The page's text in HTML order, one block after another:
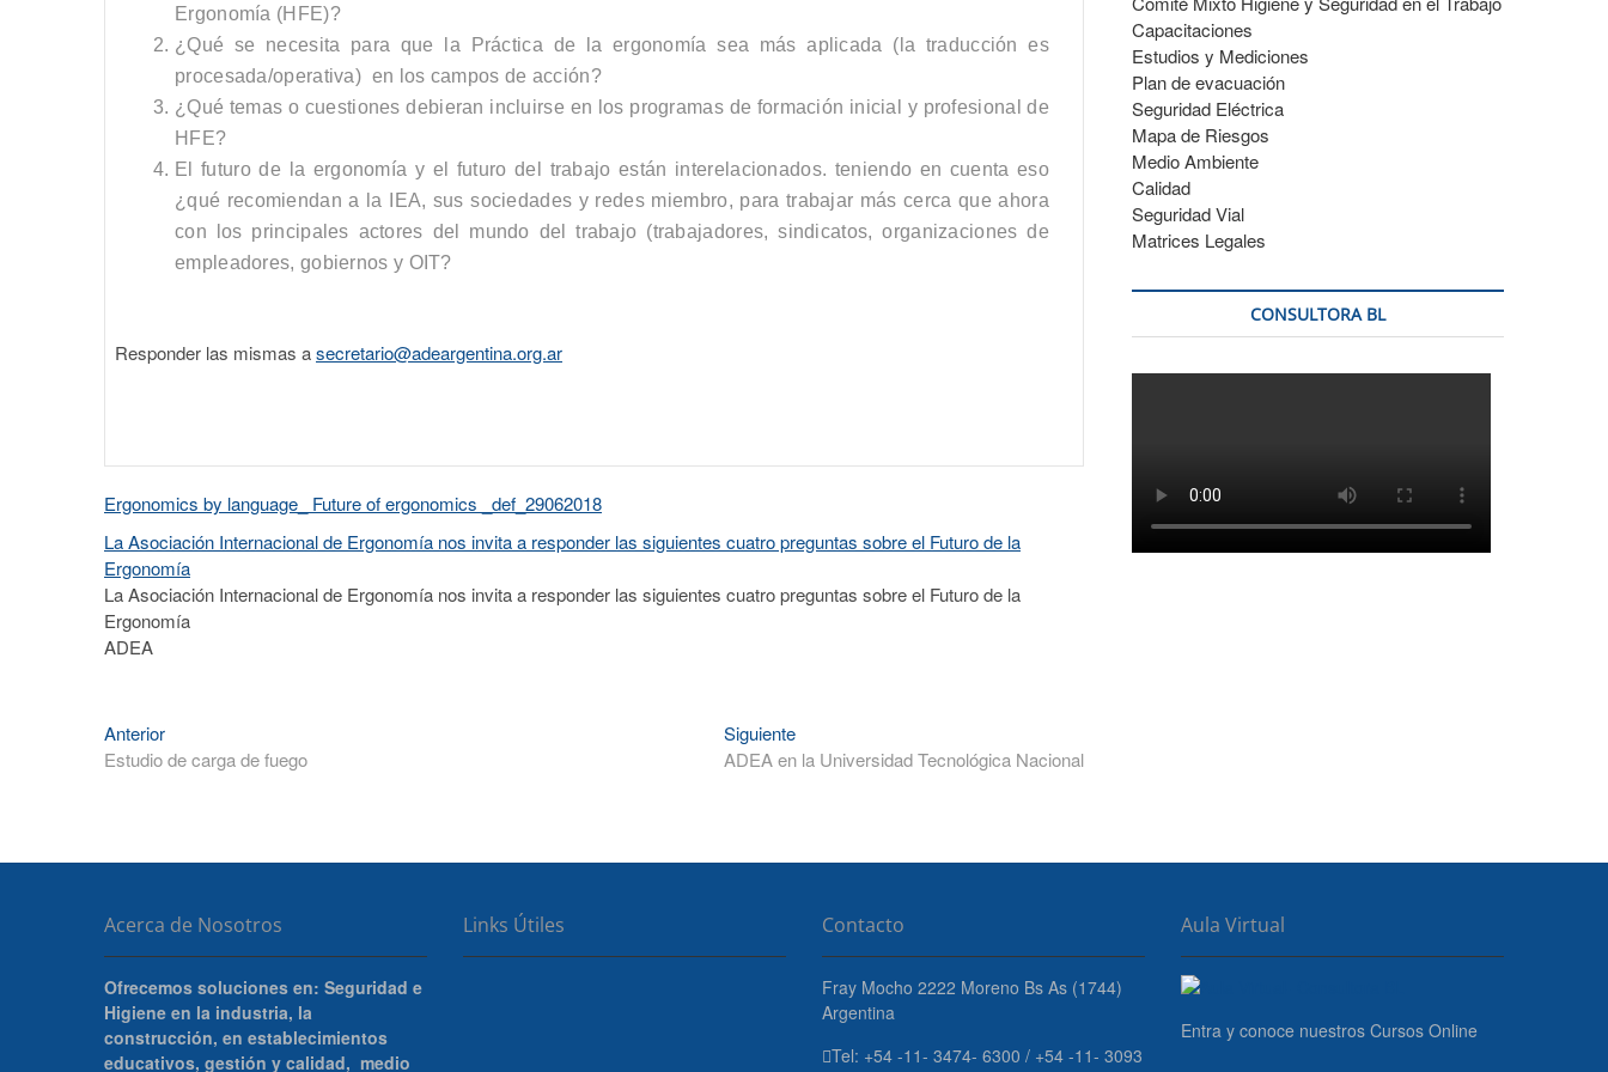
Ergonomía (HFE)?
¿Qué se necesita para que la Práctica de la ergonomía sea más aplicada ( la traducción es
procesada/operativa) en los campos de acción?
¿Qué temas o cuestiones debieran incluirse en los programas de formación inicial y profesional de
HFE?
El futuro de la ergonomía y el futuro del trabajo están interelacionados. teniendo en cuenta eso
¿qué recomiendan a la IEA, sus sociedades y redes miembro, para trabajar más cerca que ahora
con los principales actores del mundo del trabajo (trabajadores, sindicatos, organizaciones de
empleadores, gobiernos y OIT?
Responder las mismas asecretario@adeargentina.org.ar
Ergonomics by language_ Future of ergonomics _def_29062018
La Asociación Internacional de Ergonomía nos invita a responder las siguientes cuatro preguntas sobre el Futuro de la
Ergonomía
La Asociación Internacional de Ergonomía nos invita a responder las siguientes cuatro preguntas sobre el Futuro de la
Ergonomía
ADEA
Navegación
de
AnteriorEntrada
anterior:
Estudio de carga de fuego
SiguienteEntrada
siguiente:
ADEA en la Universidad Tecnológica Nacional
Capacitaciones
Estudios y Mediciones
Plan de evacuación
Seguridad Eléctrica
Mapa de Riesgos
Medio Ambiente
Calidad
Seguridad Vial
Matrices Legales
CONSULTORA BL
Acerca de Nosotros
Ofrecemos soluciones en: Seguridad e
Higiene en la industria, la
construcción, en establecimientos
educativos, gestión y calidad, medio
Links Útiles Contacto
Fray Mocho 2222 Moreno Bs As (1744)
Argentina
Tel: +54 -11- 3474- 6300 / +54 -11- 3093
Aula Virtual
Entra y conoce nuestros Cursos Online